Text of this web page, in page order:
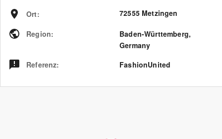
Ort: 72555 Metzingen
Region: Baden-Württemberg,
Germany
Referenz: FashionUnited